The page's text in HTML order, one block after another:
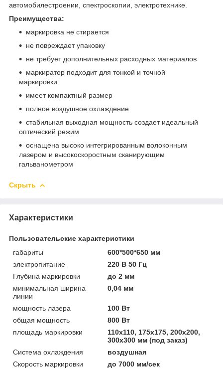
автомобилестроении, спектроскопии, электротехнике.
Преимущества:
маркировка не стирается
не повреждает упаковку
не требует дополнительных расходных материалов
маркиратор подходит для тонкой и точной
маркировки
имеет компактный размер
полное воздушное охлаждение
стабильная выходная мощность создает идеальный
оптический режим
оснащена высоко интегрированным волоконным
лазером и высокоскоростным сканирующим
гальванометром
Скрыть
Характеристики
Пользовательские характеристики
габариты
600*500*650 мм
электропитание
220 В 50 Гц
Глубина маркировки
до 2 мм
минимальная ширина
линии
0,04 мм
мощность лазера
100 Вт
общая мощность
800 Вт
площадь маркировки
110х110, 175х175, 200х200,
300х300 мм (под заказ)
Система охлаждения
воздушная
Скорость маркировки
до 7000 мм/сек